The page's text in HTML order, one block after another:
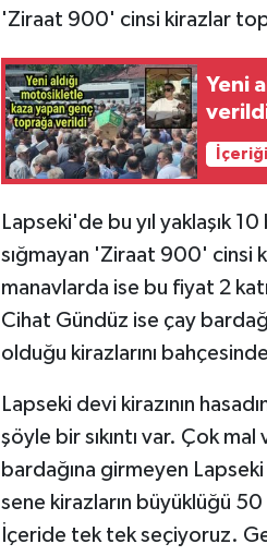
'Ziraat 900' cinsi kirazlar
Yeni
Lapseki'de bu yıl yaklaşık
sığmayan 'Ziraat 900' cinsi
manavlarda ise bu fiyat 2
Cihat Gündüz ise çay
olduğu kirazlarını
Lapseki devi kirazının
şöyle bir sıkıntı var. Çok
bardağına girmeyen
sene kirazların büyüklüğü
İçeride tek tek seçiyoruz.